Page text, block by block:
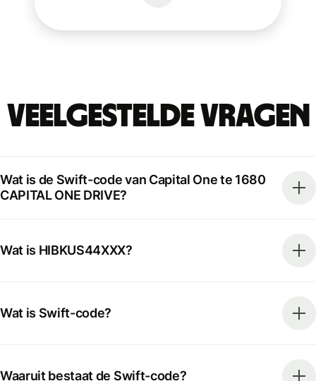
Veelgestelde vragen
Wat is de Swift-code van Capital One te 1680
CAPITAL ONE DRIVE?
Wat is HIBKUS44XXX?
Wat is Swift-code?
Waaruit bestaat de Swift-code?